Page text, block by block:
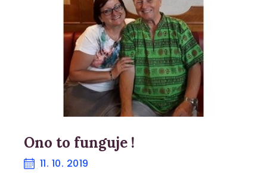
Ono to funguje !
11. 10. 2019